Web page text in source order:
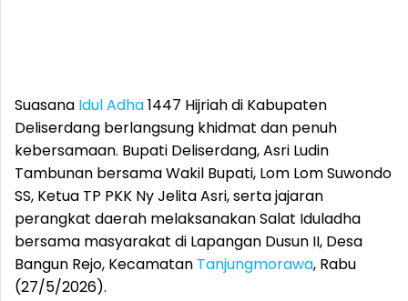
Suasana Idul Adha1447 Hijriah di Kabupaten
Deliserdang berlangsung khidmat dan penuh
kebersamaan. Bupati Deliserdang, Asri Ludin
Tambunan bersama Wakil Bupati, Lom Lom Suwondo
SS, Ketua TP PKK Ny Jelita Asri, serta jajaran
perangkat daerah melaksanakan Salat Iduladha
bersama masyarakat di Lapangan Dusun II, Desa
Bangun Rejo, Kecamatan Tanjungmorawa, Rabu
(27/5/2026).